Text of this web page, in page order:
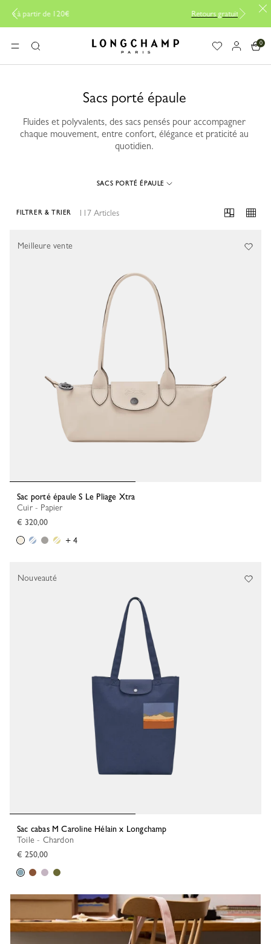
Livraison offerte à partir de 120€
MENURechercher Longchamp - Accueil
0
Sacs porté épaule
Fluides et polyvalents, des sacs pensés pour accompagner
chaque mouvement, entre confort, élégance et praticité au
quotidien.
SACS PORTÉ ÉPAULE
117 Articles
FILTRER & TRIER
Sac porté épaule S Le Pliage Xtra
Cuir - Papier
€ 320,00
+ 4
Meilleure vente
Sac cabas M Caroline Hélain x Longchamp
Toile - Chardon
€ 250,00
Nouveauté